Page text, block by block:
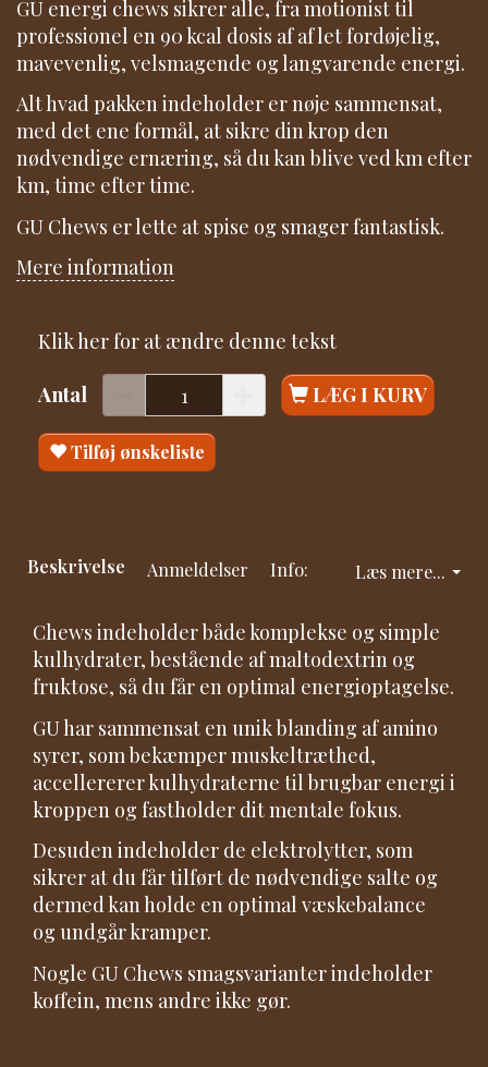
GU energi chews sikrer alle, fra motionist til
professionel en 90 kcal dosis af af let fordøjelig,
mavevenlig, velsmagende og langvarende energi.
Alt hvad pakken indeholder er nøje sammensat,
med det ene formål, at sikre din krop den
nødvendige ernæring, så du kan blive ved km efter
km, time efter time.
GU Chews er lette at spise og smager fantastisk.
Mere information
Klik her for at ændre denne tekst
Antal LÆG I KURV
Tilføj ønskeliste
Læs mere...
Beskrivelse Anmeldelser Info:
Chews indeholder både komplekse og simple
kulhydrater, bestående af maltodextrin og
fruktose, så du får en optimal energioptagelse.
GU har sammensat en unik blanding af amino
syrer, som bekæmper muskeltræthed,
accellererer kulhydraterne til brugbar energi i
kroppen og fastholder dit mentale fokus.
Desuden indeholder de elektrolytter, som
sikrer at du får tilført de nødvendige salte og
dermed kan holde en optimal væskebalance
og undgår kramper.
Nogle GU Chews smagsvarianter indeholder
koffein, mens andre ikke gør.